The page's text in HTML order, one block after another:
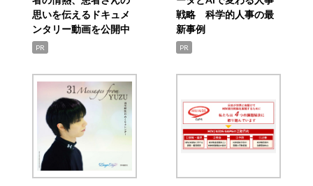
思いを伝えるドキュメ
ンタリー動画を公開中
PR
戦略 科学的人事の最
新事例
PR